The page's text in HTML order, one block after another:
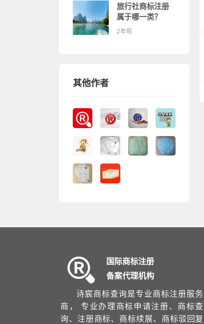
旅行社商标注册
属于哪一类？
2年前
其他作者
国际商标注册
备案代理机构
诗宸商标查询是专业商标注册服务
商， 专业办理商标申请注册、商标查
询、注册商标、商标续展、商标驳回复